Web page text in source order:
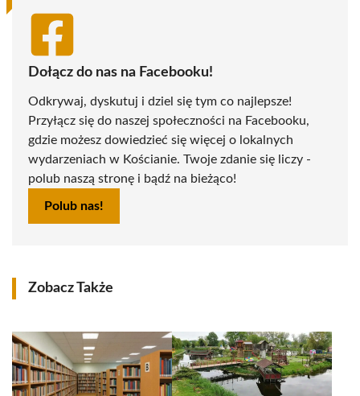
Dołącz do nas na Facebooku!
Odkrywaj, dyskutuj i dziel się tym co najlepsze!
Przyłącz się do naszej społeczności na Facebooku,
gdzie możesz dowiedzieć się więcej o lokalnych
wydarzeniach w Kościanie. Twoje zdanie się liczy -
polub naszą stronę i bądź na bieżąco!
Polub nas!
Zobacz Także